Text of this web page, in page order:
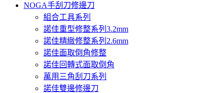
NOGA手刮刀修邊刀
組合工具系列
諾佳重型修整系列3.2mm
諾佳精緻修整系列2.6mm
諾佳面取倒角修整
諾佳回轉式面取倒角
萬用三角刮刀系列
諾佳雙邊修邊刀